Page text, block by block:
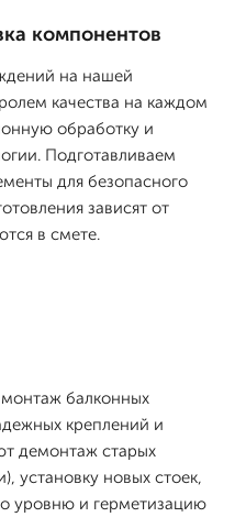
компонентов
на нашей
качества на каждом
обработку и
Подготавливаем
для безопасного
зависят от
в смете.
балконных
креплений и
демонтаж старых
установку новых стоек,
уровню и герметизацию